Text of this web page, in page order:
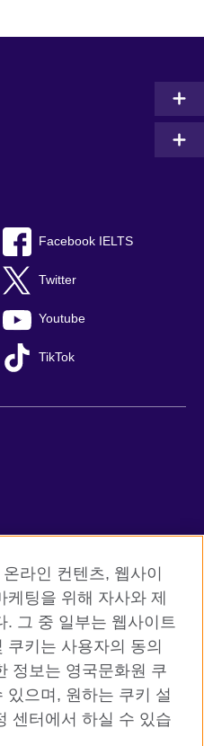
Facebook IELTS
Twitter
Youtube
TikTok
organisation for cultural
A registered charity:
(Scotland)
라인 컨텐츠, 웹사이
팅을 위해 자사와 제
. 그 중 일부는 웹사이트
키는 사용자의 동의
정보는 영국문화원 쿠
있으며, 원하는 쿠키 설
센터에서 하실 수 있습